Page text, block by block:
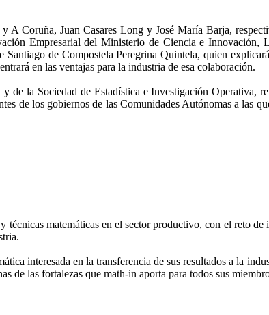
Coruña, Juan Casares Long y José María Barja,
Empresarial del Ministerio de Ciencia e Innovación,
de Compostela Peregrina Quintela, quien
en las ventajas para la industria de esa colaboración.
la Sociedad de Estadística e Investigación Operativa,
de los gobiernos de las Comunidades Autónomas a las
matemáticas en el sector productivo, con el reto
interesada en la transferencia de sus resultados a la
de las fortalezas que math-in aporta para todos sus